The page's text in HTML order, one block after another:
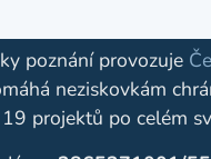
poznání provozuje
neziskovkám
projektů po celém